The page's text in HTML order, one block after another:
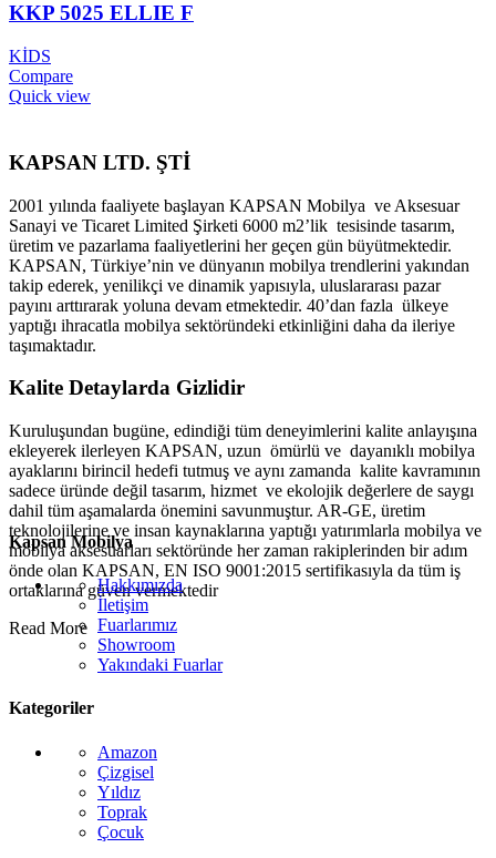
KKP 5025 ELLIE F
KİDS
Compare
Quick view
KAPSAN LTD. ŞTİ
2001 yılında faaliyete başlayan KAPSAN Mobilya ve Aksesuar
Sanayi ve Ticaret Limited Şirketi 6000 m2’lik tesisinde tasarım,
üretim ve pazarlama faaliyetlerini her geçen gün büyütmektedir.
KAPSAN, Türkiye’nin ve dünyanın mobilya trendlerini yakından
takip ederek, yenilikçi ve dinamik yapısıyla, uluslararası pazar
payını arttırarak yoluna devam etmektedir. 40’dan fazla ülkeye
yaptığı ihracatla mobilya sektöründeki etkinliğini daha da ileriye
taşımaktadır.
Kalite Detaylarda Gizlidir
Kuruluşundan bugüne, edindiği tüm deneyimlerini kalite anlayışına
ekleyerek ilerleyen KAPSAN, uzun ömürlü ve dayanıklı mobilya
ayaklarını birincil hedefi tutmuş ve aynı zamanda kalite kavramının
sadece üründe değil tasarım, hizmet ve ekolojik değerlere de saygı
dahil tüm aşamalarda önemini savunmuştur. AR-GE, üretim
teknolojilerine ve insan kaynaklarına yaptığı yatırımlarla mobilya ve
mobilya aksesuarları sektöründe her zaman rakiplerinden bir adım
önde olan KAPSAN, EN ISO 9001:2015 sertifikasıyla da tüm iş
ortaklarına güven vermektedir
Read More
Kapsan Mobilya
Hakkımızda
İletişim
Fuarlarımız
Showroom
Yakındaki Fuarlar
Kategoriler
Amazon
Çizgisel
Yıldız
Toprak
Çocuk